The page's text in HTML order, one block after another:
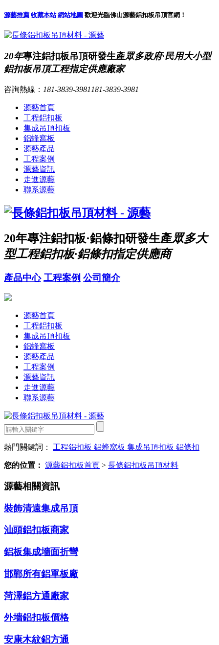
源藝推薦 收藏本站 網站地圖 歡迎光臨佛山源藝鋁扣板吊頂官網！
20年專注鋁扣板吊頂研發生產眾多政府·民用大小型
鋁扣板吊頂工程指定供應廠家
咨詢熱線： 181-3839-3981 181-3839-3981
源藝首頁
工程鋁扣板
集成吊頂扣板
鋁蜂窩板
源藝產品
工程案例
源藝資訊
走進源藝
聯系源藝
20年專注鋁扣板·鋁條扣研發生產眾多大
型工程鋁扣板·鋁條扣指定供應商
產品中心 工程案例 公司簡介
源藝首頁
工程鋁扣板
集成吊頂扣板
鋁蜂窩板
源藝產品
工程案例
源藝資訊
走進源藝
聯系源藝
熱門關鍵詞： 工程鋁扣板 鋁蜂窩板 集成吊頂扣板 鋁條扣
您的位置： 源藝鋁扣板首頁 > 長條鋁扣板吊頂材料
源藝相關資訊
裝飾清遠集成吊頂
汕頭鋁扣板商家
鋁板集成墻面折彎
邯鄲所有鋁單板廠
菏澤鋁方通廠家
外墻鋁扣板價格
安康木紋鋁方通